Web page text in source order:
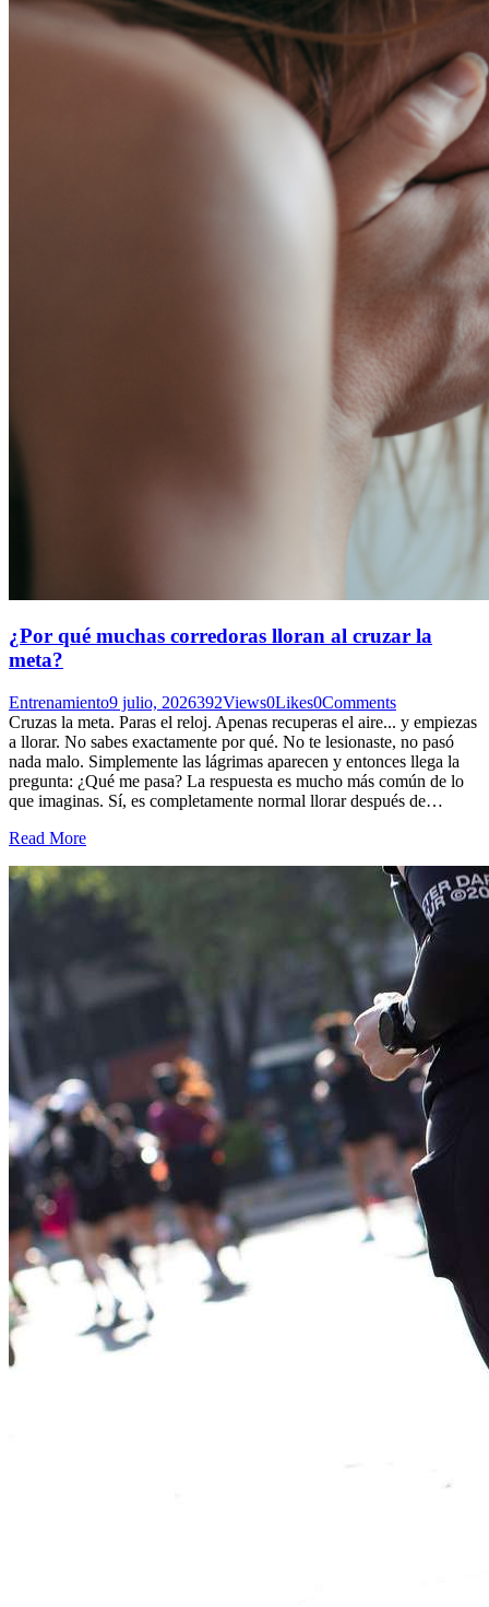
¿Por qué muchas corredoras lloran al cruzar la
meta?
Entrenamiento9 julio, 2026392Views0Likes0Comments
Cruzas la meta. Paras el reloj. Apenas recuperas el aire... y empiezas
a llorar. No sabes exactamente por qué. No te lesionaste, no pasó
nada malo. Simplemente las lágrimas aparecen y entonces llega la
pregunta: ¿Qué me pasa? La respuesta es mucho más común de lo
que imaginas. Sí, es completamente normal llorar después de…
Read More